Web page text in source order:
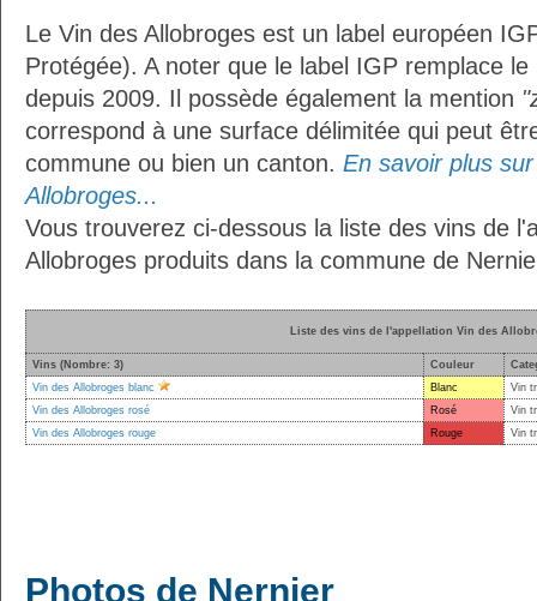
Le Vin des Allobroges est un label européen
Protégée). A noter que le label IGP remplace
depuis 2009. Il possède également la mention
correspond à une surface délimitée qui peut
commune ou bien un canton. En savoir plus
Allobroges...
Vous trouverez ci-dessous la liste des vins de
Allobroges produits dans la commune de
Liste des vins de l'appellation Vin des
Vins (Nombre: 3) Couleur
Vin des Allobroges blanc
Blanc
Vin
Vin des Allobroges rosé
Rosé
Vin
Vin des Allobroges rouge
Rouge Vin
Photos de Nernier